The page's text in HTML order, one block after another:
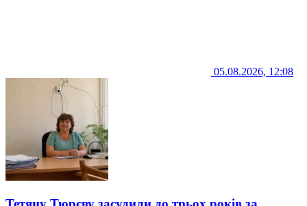
05.08.2026, 12:08